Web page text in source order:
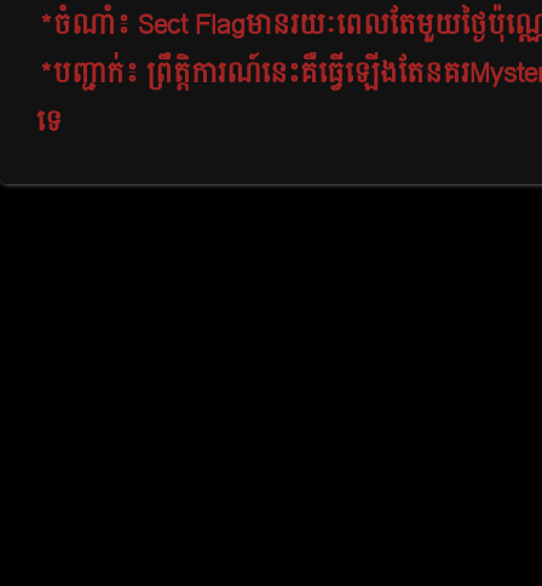
*ចំណាំ៖ Sect Flagមានរយៈពេលតែមួយថ្ងៃប៉ុណ្
*បញ្ជាក់៖ ព្រឹត្ដិការណ៍នេះគឺធ្វើឡើងតែនគរ
ទេ